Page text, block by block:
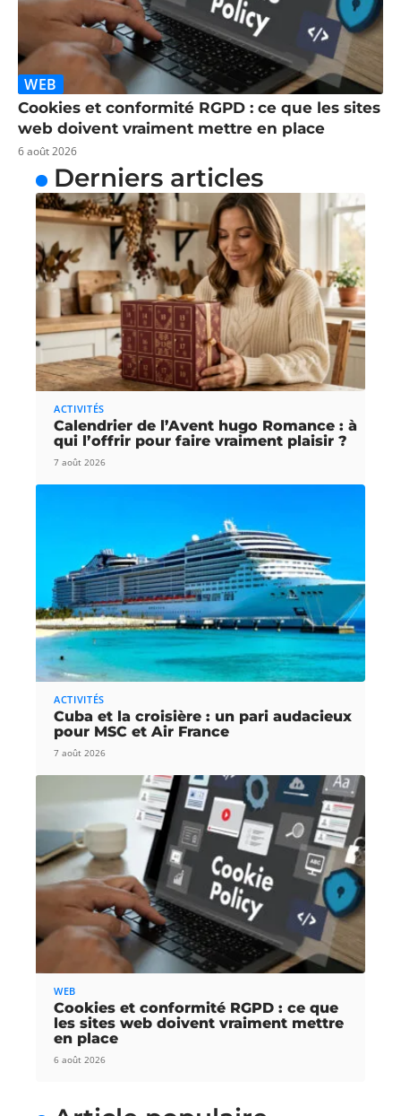
WEB
Cookies et conformité RGPD : ce que les sites
web doivent vraiment mettre en place
6 août 2026
Derniers articles
ACTIVITÉS
Calendrier de l’Avent hugo Romance : à
qui l’offrir pour faire vraiment plaisir ?
7 août 2026
ACTIVITÉS
Cuba et la croisière : un pari audacieux
pour MSC et Air France
7 août 2026
WEB
Cookies et conformité RGPD : ce que
les sites web doivent vraiment mettre
en place
6 août 2026